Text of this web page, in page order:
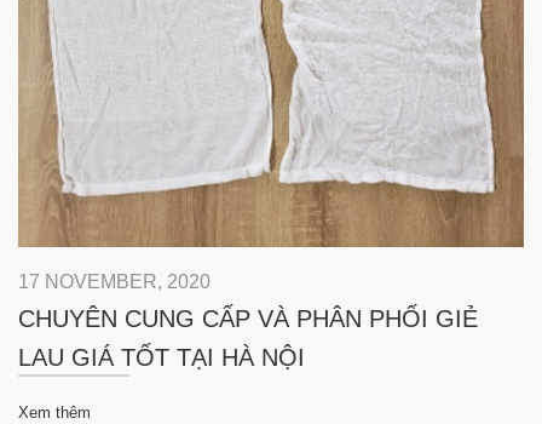
17 NOVEMBER, 2020
CHUYÊN CUNG CẤP VÀ PHÂN PHỐI GIẺ
LAU GIÁ TỐT TẠI HÀ NỘI
Xem thêm